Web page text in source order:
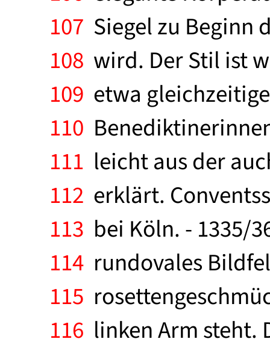
107 Siegel zu Beginn
108 wird. Der Stil ist
109 etwa
110
111 leicht aus der
112 erklärt.
113 bei Köln. - 1335/
114 rundovales
115
116 linken Arm steht.